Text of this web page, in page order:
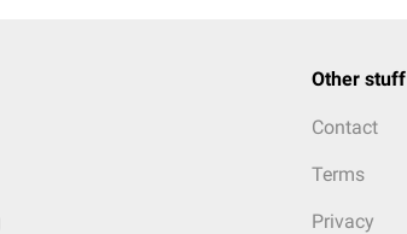
Other stuff
Contact
Terms
Privacy